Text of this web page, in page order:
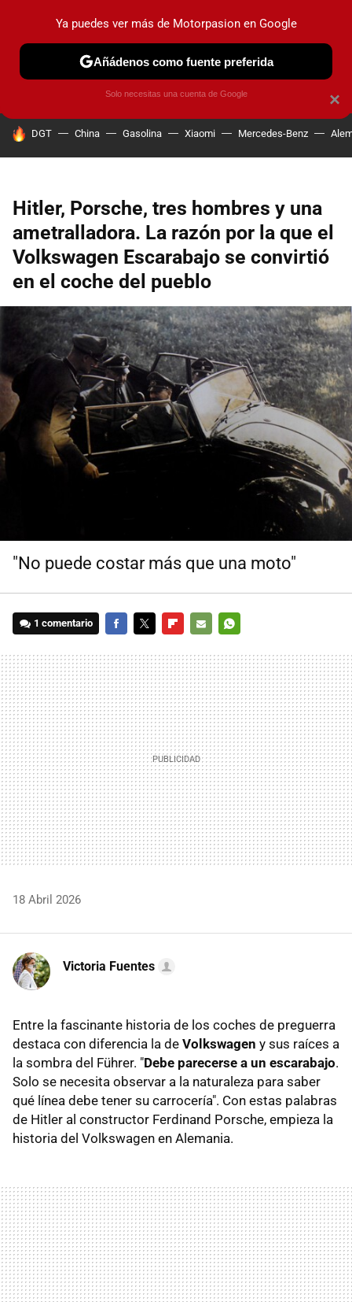
PRUEBAS COCHES ELÉCTRICOS OBSERVATORIO
HOY SE HABLA DE
DGT China Gasolina Xiaomi Mercedes-Benz
Hitler, Porsche, tres hombres y una
ametralladora. La razón por la que el
Volkswagen Escarabajo se convirtió
en el coche del pueblo
"No puede costar más que una moto"
1 comentario
MAIL
18 Abril 2026
Victoria Fuentes
Entre la fascinante historia de los coches de preguerra
destaca con diferencia la de Volkswagen y sus raíces a
la sombra del Führer. "Debe parecerse a un escarabajo.
Solo se necesita observar a la naturaleza para saber
qué línea debe tener su carrocería". Con estas palabras
de Hitler al constructor Ferdinand Porsche, empieza la
historia del Volkswagen en Alemania.
×
Ya puedes ver más de Motorpasion en Google
Añádenos como fuente preferida
Solo necesitas una cuenta de Google